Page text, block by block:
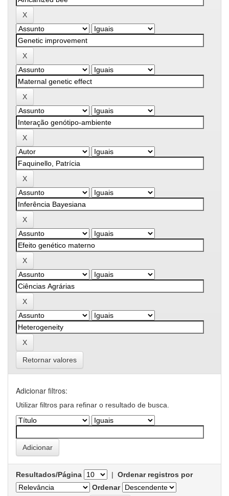
Retornar valores
Adicionar filtros:
Utilizar filtros para refinar o resultado de busca.
Resultados/Página | Ordenar registros por
Ordenar